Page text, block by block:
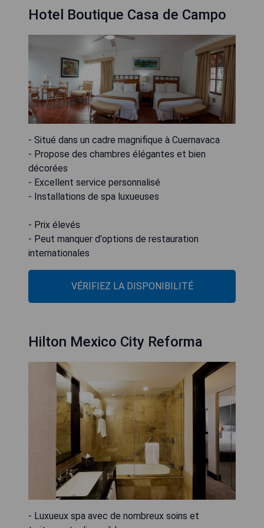
Hotel Boutique Casa de Campo
- Situé dans un cadre magnifique à Cuernavaca
- Propose des chambres élégantes et bien
décorées
- Excellent service personnalisé
- Installations de spa luxueuses
- Prix élevés
- Peut manquer d'options de restauration
internationales
VÉRIFIEZ LA DISPONIBILITÉ
Hilton Mexico City Reforma
- Luxueux spa avec de nombreux soins et